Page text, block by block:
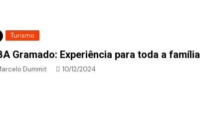
Turismo
Gramado: Experiência para toda a família
Dummit 10/12/2024